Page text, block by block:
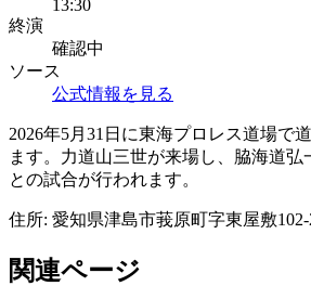
13:30
終演
確認中
ソース
公式情報を見る
2026年5月31日に東海プロレス道場で
ます。力道山三世が来場し、脇海道弘
との試合が行われます。
住所: 愛知県津島市莪原町字東屋敷102-
関連ページ